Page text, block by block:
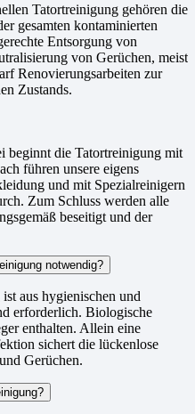
Tatortreinigung gehören die
gesamten kontaminierten
Entsorgung von
von Gerüchen, meist
Renovierungsarbeiten zur
Zustands.
beginnt die Tatortreinigung mit
führen unsere eigens
und mit Spezialreinigern
Zum Schluss werden alle
beseitigt und der
notwendig?
aus hygienischen und
erforderlich. Biologische
enthalten. Allein eine
sichert die lückenlose
Gerüchen.